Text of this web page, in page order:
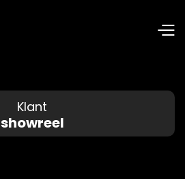
Klant
showreel